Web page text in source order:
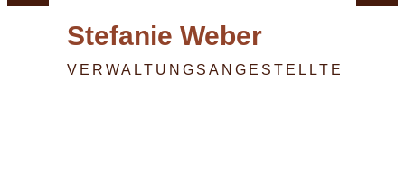
Stefanie Weber
VERWALTUNGSANGESTELLTE